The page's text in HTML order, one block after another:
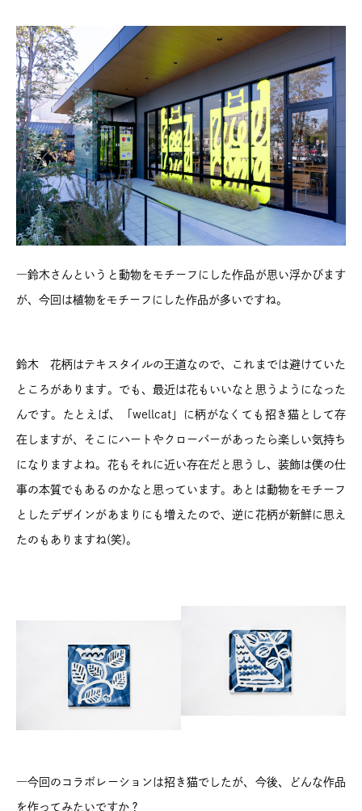
―鈴木さんというと動物をモチーフにした作品が思い浮かびます
が、今回は植物をモチーフにした作品が多いですね。
鈴木 花柄はテキスタイルの王道なので、これまでは避けていた
ところがあります。でも、最近は花もいいなと思うようになった
んです。たとえば、「wellcat」に柄がなくても招き猫として存
在しますが、そこにハートやクローバーがあったら楽しい気持ち
になりますよね。花もそれに近い存在だと思うし、装飾は僕の仕
事の本質でもあるのかなと思っています。あとは動物をモチーフ
としたデザインがあまりにも増えたので、逆に花柄が新鮮に思え
たのもありますね(笑)。
―今回のコラボレーションは招き猫でしたが、今後、どんな作品
を作ってみたいですか？